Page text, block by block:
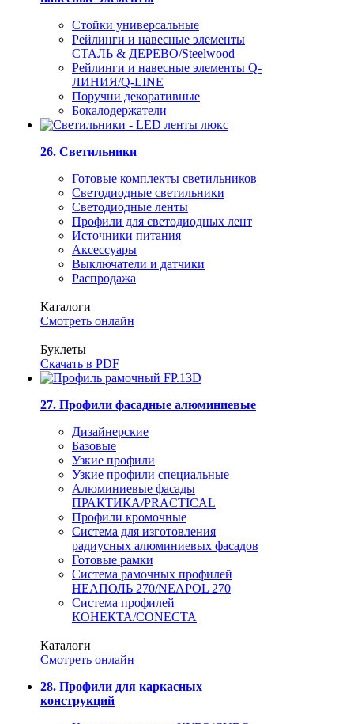
Стойки универсальные
Рейлинги и навесные элементы
СТАЛЬ & ДЕРЕВО/Steelwood
Рейлинги и навесные элементы Q-
ЛИНИЯ/Q-LINE
Поручни декоративные
Бокалодержатели
26. Светильники
Готовые комплекты светильников
Светодиодные светильники
Светодиодные ленты
Профили для светодиодных лент
Источники питания
Аксессуары
Выключатели и датчики
Распродажа
Каталоги
Смотреть онлайн
Буклеты
Скачать в PDF
27. Профили фасадные алюминиевые
Дизайнерские
Базовые
Узкие профили
Узкие профили специальные
Алюминиевые фасады
ПРАКТИКА/PRACTICAL
Профили кромочные
Система для изготовления
радиусных алюминиевых фасадов
Готовые рамки
Система рамочных профилей
НЕАПОЛЬ 270/NEAPOL 270
Система профилей
КОНЕКТА/CONECTA
Каталоги
Смотреть онлайн
28. Профили для каркасных
конструкций